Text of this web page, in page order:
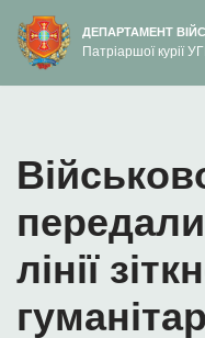
вмісту
Перейти
до
ДЕПАРТАМЕНТ
Патріаршої курії
лінії